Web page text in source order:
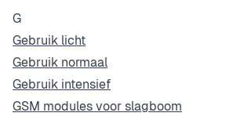
G
Gebruik licht
Gebruik normaal
Gebruik intensief
GSM modules voor slagboom